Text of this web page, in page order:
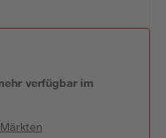
verfügbar im